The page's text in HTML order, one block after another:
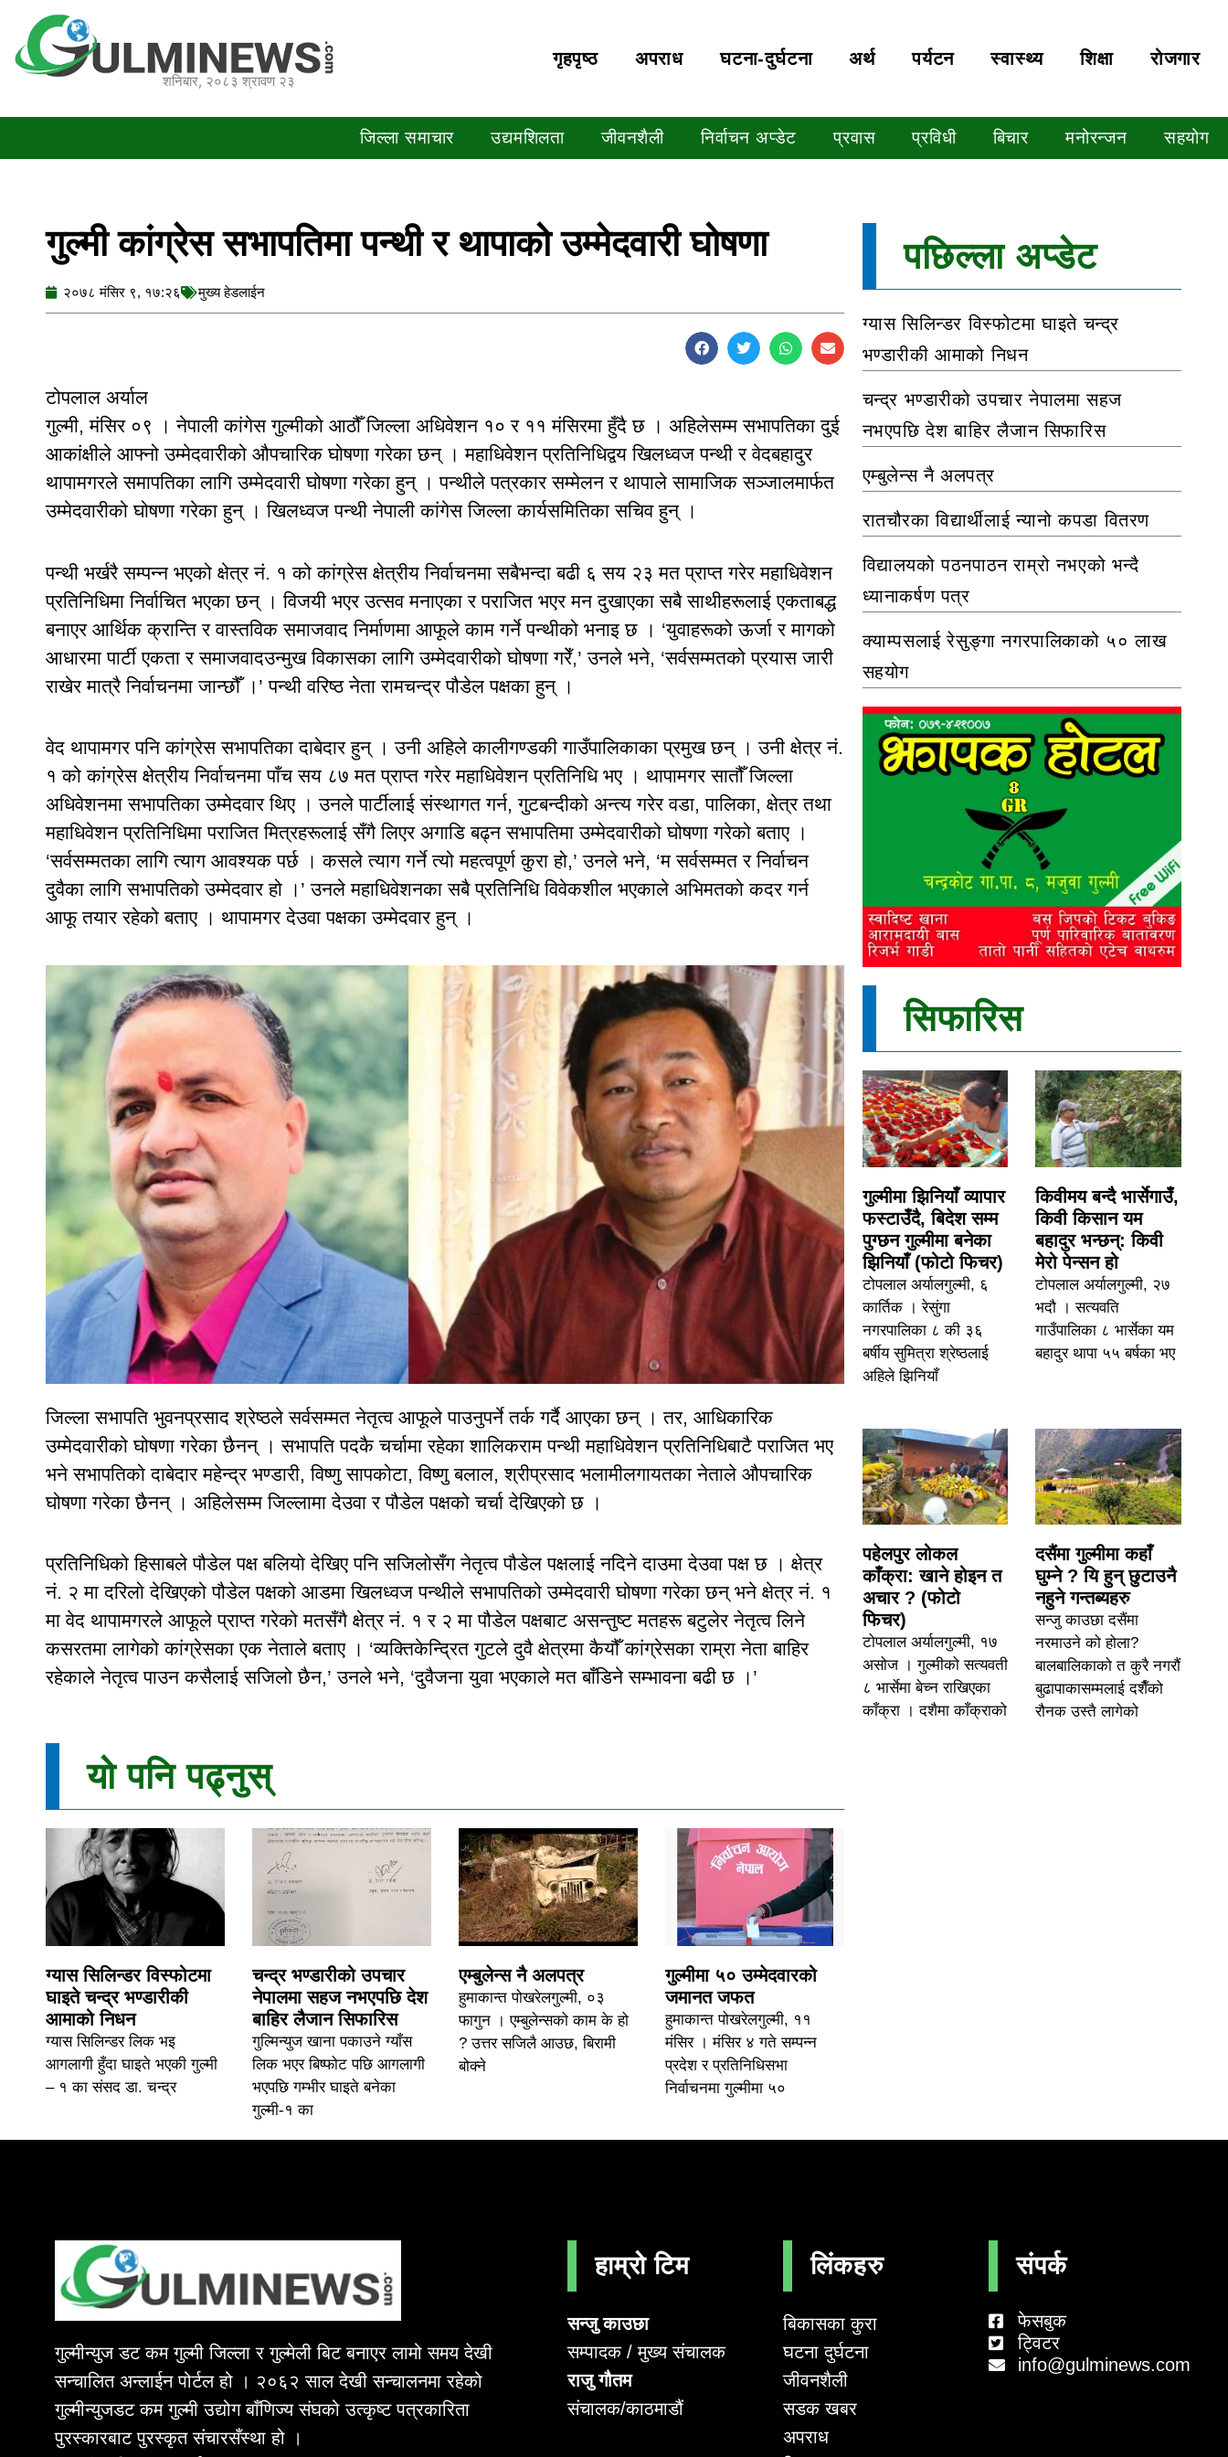
content
शनिबार, २०८३ श्रावण २३
गृहपृष्‍ठ अपराध घटना-दुर्घटना अर्थ पर्यटन स्वास्थ्य शिक्षा रोजगार
जिल्ला समाचार उद्यमशिलता जीवनशैली निर्वाचन अप्डेट प्रवास प्रविधी बिचार मनोरन्जन सहयोग
गुल्मी कांग्रेस सभापतिमा पन्थी र थापाको उम्मेदवारी घोषणा
२०७८ मंसिर ९, १७:२६ मुख्य हेडलाईन
टोपलाल अर्याल
गुल्मी, मंसिर ०९ । नेपाली कांगेस गुल्मीको आठौँ जिल्ला अधिवेशन १० र ११ मंसिरमा हुँदै छ । अहिलेसम्म सभापतिका दुई
आकांक्षीले आफ्नो उम्मेदवारीको औपचारिक घोषणा गरेका छन् । महाधिवेशन प्रतिनिधिद्वय खिलध्वज पन्थी र वेदबहादुर
थापामगरले समापतिका लागि उम्मेदवारी घोषणा गरेका हुन् । पन्थीले पत्रकार सम्मेलन र थापाले सामाजिक सञ्जालमार्फत
उम्मेदवारीको घोषणा गरेका हुन् । खिलध्वज पन्थी नेपाली कांगेस जिल्ला कार्यसमितिका सचिव हुन् ।
पन्थी भर्खरै सम्पन्न भएको क्षेत्र नं. १ को कांग्रेस क्षेत्रीय निर्वाचनमा सबैभन्दा बढी ६ सय २३ मत प्राप्त गरेर महाधिवेशन
प्रतिनिधिमा निर्वाचित भएका छन् । विजयी भएर उत्सव मनाएका र पराजित भएर मन दुखाएका सबै साथीहरूलाई एकताबद्ध
बनाएर आर्थिक क्रान्ति र वास्तविक समाजवाद निर्माणमा आफूले काम गर्ने पन्थीको भनाइ छ । ‘युवाहरूको ऊर्जा र मागको
आधारमा पार्टी एकता र समाजवादउन्मुख विकासका लागि उम्मेदवारीको घोषणा गरेँ,’ उनले भने, ‘सर्वसम्मतको प्रयास जारी
राखेर मात्रै निर्वाचनमा जान्छौँ ।’ पन्थी वरिष्ठ नेता रामचन्द्र पौडेल पक्षका हुन् ।
वेद थापामगर पनि कांग्रेस सभापतिका दाबेदार हुन् । उनी अहिले कालीगण्डकी गाउँपालिकाका प्रमुख छन् । उनी क्षेत्र नं.
१ को कांग्रेस क्षेत्रीय निर्वाचनमा पाँच सय ८७ मत प्राप्त गरेर महाधिवेशन प्रतिनिधि भए । थापामगर सातौँ जिल्ला
अधिवेशनमा सभापतिका उम्मेदवार थिए । उनले पार्टीलाई संस्थागत गर्न, गुटबन्दीको अन्त्य गरेर वडा, पालिका, क्षेत्र तथा
महाधिवेशन प्रतिनिधिमा पराजित मित्रहरूलाई सँगै लिएर अगाडि बढ्न सभापतिमा उम्मेदवारीको घोषणा गरेको बताए ।
‘सर्वसम्मतका लागि त्याग आवश्यक पर्छ । कसले त्याग गर्ने त्यो महत्वपूर्ण कुरा हो,’ उनले भने, ‘म सर्वसम्मत र निर्वाचन
दुवैका लागि सभापतिको उम्मेदवार हो ।’ उनले महाधिवेशनका सबै प्रतिनिधि विवेकशील भएकाले अभिमतको कदर गर्न
आफू तयार रहेको बताए । थापामगर देउवा पक्षका उम्मेदवार हुन् ।
जिल्ला सभापति भुवनप्रसाद श्रेष्ठले सर्वसम्मत नेतृत्व आफूले पाउनुपर्ने तर्क गर्दै आएका छन् । तर, आधिकारिक
उम्मेदवारीको घोषणा गरेका छैनन् । सभापति पदकै चर्चामा रहेका शालिकराम पन्थी महाधिवेशन प्रतिनिधिबाटै पराजित भए
भने सभापतिको दाबेदार महेन्द्र भण्डारी, विष्णु सापकोटा, विष्णु बलाल, श्रीप्रसाद भलामीलगायतका नेताले औपचारिक
घोषणा गरेका छैनन् । अहिलेसम्म जिल्लामा देउवा र पौडेल पक्षको चर्चा देखिएको छ ।
प्रतिनिधिको हिसाबले पौडेल पक्ष बलियो देखिए पनि सजिलोसँग नेतृत्व पौडेल पक्षलाई नदिने दाउमा देउवा पक्ष छ । क्षेत्र
नं. २ मा दरिलो देखिएको पौडेल पक्षको आडमा खिलध्वज पन्थीले सभापतिको उम्मेदवारी घोषणा गरेका छन् भने क्षेत्र नं. १
मा वेद थापामगरले आफूले प्राप्त गरेको मतसँगै क्षेत्र नं. १ र २ मा पौडेल पक्षबाट असन्तुष्ट मतहरू बटुलेर नेतृत्व लिने
कसरतमा लागेको कांग्रेसका एक नेताले बताए । ‘व्यक्तिकेन्द्रित गुटले दुवै क्षेत्रमा कैयौँ कांग्रेसका राम्रा नेता बाहिर
रहेकाले नेतृत्व पाउन कसैलाई सजिलो छैन,’ उनले भने, ‘दुवैजना युवा भएकाले मत बाँडिने सम्भावना बढी छ ।’
यो पनि पढ्नुस्
ग्यास सिलिन्डर विस्फोटमा
घाइते चन्द्र भण्डारीकी
आमाको निधन
ग्यास सिलिन्डर लिक भइ
आगलागी हुँदा घाइते भएकी गुल्मी
– १ का संसद डा. चन्द्र
चन्द्र भण्डारीको उपचार
नेपालमा सहज नभएपछि देश
बाहिर लैजान सिफारिस
गुल्मिन्युज खाना पकाउने ग्याँस
लिक भएर बिष्फोट पछि आगलागी
भएपछि गम्भीर घाइते बनेका
गुल्मी-१ का
एम्बुलेन्स नै अलपत्र
हुमाकान्त पोखरेलगुल्मी, ०३
फागुन । एम्बुलेन्सको काम के हो
? उत्तर सजिलै आउछ, बिरामी
बोक्ने
गुल्मीमा ५० उम्मेदवारको
जमानत जफत
हुमाकान्त पोखरेलगुल्मी, ११
मंसिर । मंसिर ४ गते सम्पन्न
प्रदेश र प्रतिनिधिसभा
निर्वाचनमा गुल्मीमा ५०
पछिल्ला अप्डेट
ग्यास सिलिन्डर विस्फोटमा घाइते चन्द्र
भण्डारीकी आमाको निधन
चन्द्र भण्डारीको उपचार नेपालमा सहज
नभएपछि देश बाहिर लैजान सिफारिस
एम्बुलेन्स नै अलपत्र
रातचौरका विद्यार्थीलाई न्यानो कपडा वितरण
विद्यालयको पठनपाठन राम्रो नभएको भन्दै
ध्यानाकर्षण पत्र
क्याम्पसलाई रेसुङ्गा नगरपालिकाको ५० लाख
सहयोग
सिफारिस
गुल्मीमा झिनियाँ व्यापार
फस्टाउँदै, बिदेश सम्म
पुग्छन गुल्मीमा बनेका
झिनियाँ (फोटो फिचर)
टोपलाल अर्यालगुल्मी, ६
कार्तिक । रेसुंगा
नगरपालिका ८ की ३६
बर्षीय सुमित्रा श्रेष्ठलाई
अहिले झिनियाँ
किवीमय बन्दै भार्सेगाउँ,
किवी किसान यम
बहादुर भन्छन्: किवी
मेरो पेन्सन हो
टोपलाल अर्यालगुल्मी, २७
भदौ । सत्यवति
गाउँपालिका ८ भार्सेका यम
बहादुर थापा ५५ बर्षका भए
पहेलपुर लोकल
काँक्रा: खाने होइन त
अचार ? (फोटो
फिचर)
टोपलाल अर्यालगुल्मी, १७
असोज । गुल्मीको सत्यवती
८ भार्सेमा बेच्न राखिएका
काँक्रा । दशैमा काँक्राको
दसैंमा गुल्मीमा कहाँ
घुम्ने ? यि हुन् छुटाउनै
नहुने गन्तब्यहरु
सन्जु काउछा दसैंमा
नरमाउने को होला?
बालबालिकाको त कुरै नगरौं
बुढापाकासम्मलाई दशैँको
रौनक उस्तै लागेको
गुल्मीन्युज डट कम गुल्मी जिल्ला र गुल्मेली बिट बनाएर लामो समय देखी
सन्चालित अन्लाईन पोर्टल हो । २०६२ साल देखी सन्चालनमा रहेको
गुल्मीन्युजडट कम गुल्मी उद्योग बाँणिज्य संघको उत्कृष्ट पत्रकारिता
पुरस्कारबाट पुरस्कृत संचारसँस्था हो ।
हाम्रो टिम
सन्जु काउछा
सम्पादक / मुख्य संचालक
राजु गौतम
संचालक/काठमाडौं
लिंकहरु
बिकासका कुरा
घटना दुर्घटना
जीवनशैली
सडक खबर
अपराध
संपर्क
फेसबुक
ट्विटर
info@gulminews.com